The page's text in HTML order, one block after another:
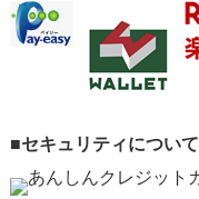
■セキュリティについて